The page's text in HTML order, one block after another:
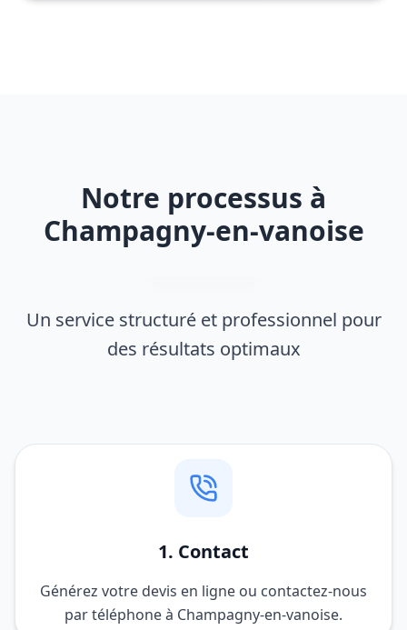
Notre processus à
Champagny-en-vanoise
Un service structuré et professionnel pour
des résultats optimaux
1. Contact
Générez votre devis en ligne ou contactez-nous
par téléphone à Champagny-en-vanoise.